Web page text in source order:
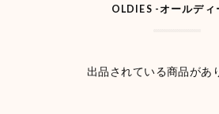
OLDIES -オールディ
出品されている商品があ